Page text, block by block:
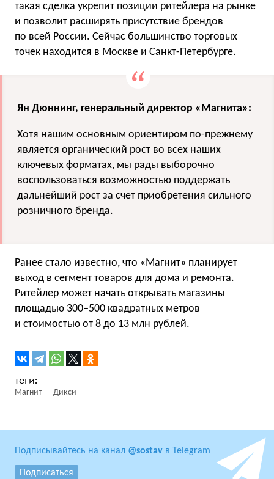
такая сделка укрепит позиции ритейлера на рынке
и позволит расширять присутствие брендов
по всей России. Сейчас большинство торговых
точек находится в Москве и Санкт-Петербурге.
Ян Дюннинг, генеральный директор «Магнита»:
Хотя нашим основным ориентиром по-прежнему
является органический рост во всех наших
ключевых форматах, мы рады выборочно
воспользоваться возможностью поддержать
дальнейший рост за счет приобретения сильного
розничного бренда.
Ранее стало известно, что «Магнит» планирует
выход в сегмент товаров для дома и ремонта.
Ритейлер может начать открывать магазины
площадью 300−500 квадратных метров
и стоимостью от 8 до 13 млн рублей.
Магнит Дикси
Подписывайтесь на канал @sostav в Telegram
Подписаться